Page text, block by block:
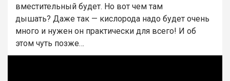
вместительный будет. Но вот чем там
дышать? Даже так — кислорода надо будет очень
много и нужен он практически для всего! И об
этом чуть позже…